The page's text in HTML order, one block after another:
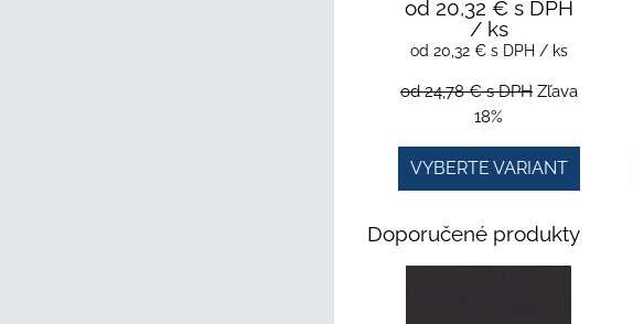
od 20,32 € s DPH
/ ks
od 20,32 € s DPH / ks
od 24,78 €s DPH Zľava
18%
VYBERTE VARIANT
Doporučené produkty